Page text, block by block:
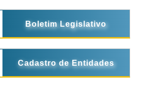
Boletim Legislativo
Cadastro de Entidades